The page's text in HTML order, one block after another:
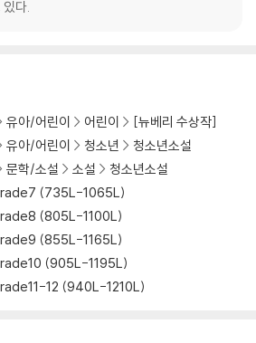
다.
유아/어린이 어린이
[뉴베리 수상작]
유아/어린이 청소년
청소년소설
문학/소설 소설
청소년소설
(735L-1065L)
(805L-1100L)
(855L-1165L)
(905L-1195L)
12 (940L-1210L)